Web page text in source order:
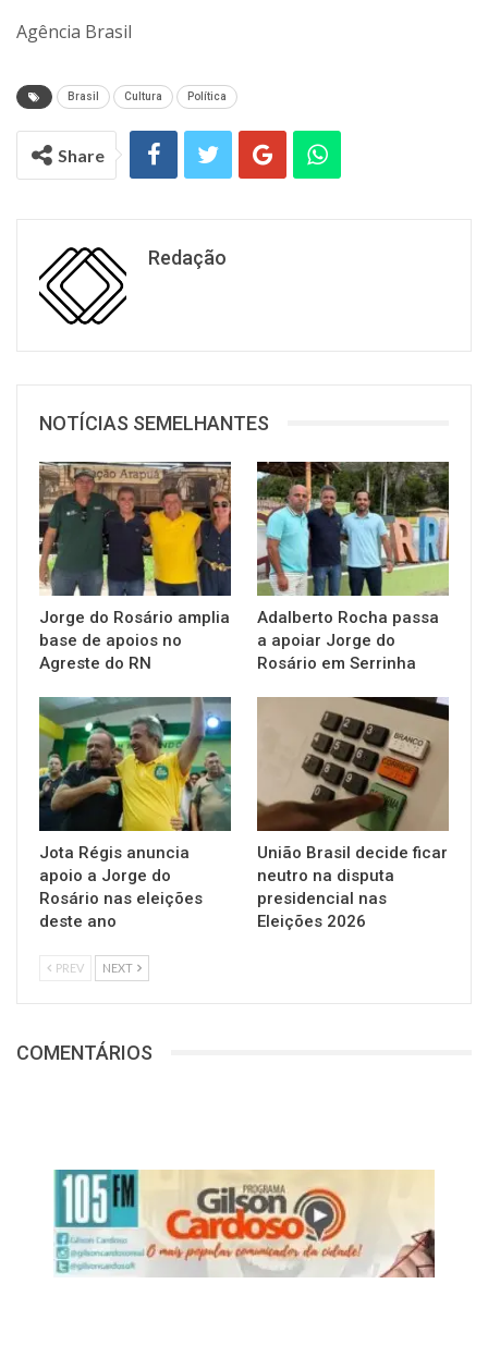
Agência Brasil
Brasil Cultura Política
Share
Redação
NOTÍCIAS SEMELHANTES
Jorge do Rosário amplia
base de apoios no
Agreste do RN
Adalberto Rocha passa
a apoiar Jorge do
Rosário em Serrinha
Jota Régis anuncia
apoio a Jorge do
Rosário nas eleições
deste ano
União Brasil decide ficar
neutro na disputa
presidencial nas
Eleições 2026
PREV NEXT
COMENTÁRIOS